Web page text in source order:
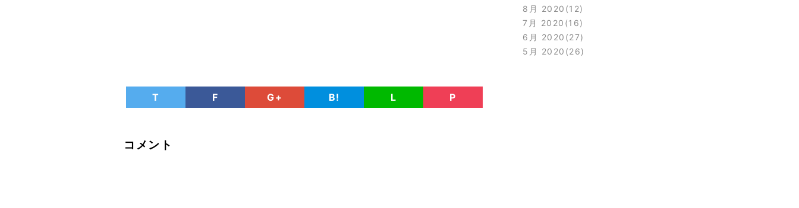
T F G+ B! L P
コメント
8月 2020 12
7月 2020 16
6月 2020 27
5月 2020 26